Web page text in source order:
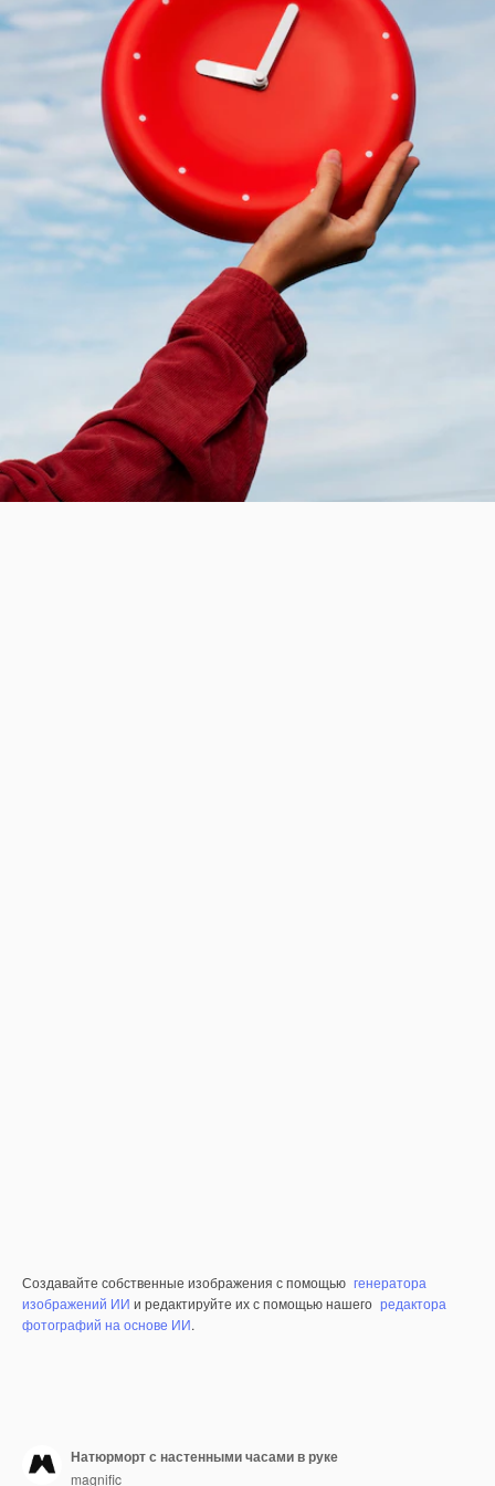
Создавайте собственные изображения с помощью генератора
изображений ИИ и редактируйте их с помощью нашего редактора
фотографий на основе ИИ.
Натюрморт с настенными часами в руке
magnific